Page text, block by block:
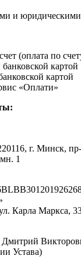
и
(оплата по
картой
картой
«Оплати»
г. Минск,
1
Карла Маркса,
Устава)